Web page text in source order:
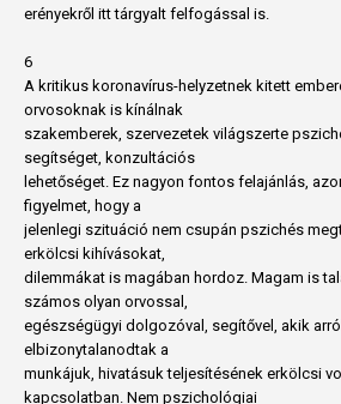
erényekről itt tárgyalt felfogással is.
6
A kritikus koronavírus-helyzetnek kitett
orvosoknak is kínálnak
szakemberek, szervezetek világszerte
segítséget, konzultációs
lehetőséget. Ez nagyon fontos felajánlás,
figyelmet, hogy a
jelenlegi szituáció nem csupán pszichés
erkölcsi kihívásokat,
dilemmákat is magában hordoz. Magam is
számos olyan orvossal,
egészségügyi dolgozóval, segítővel, akik
elbizonytalanodtak a
munkájuk, hivatásuk teljesítésének erkölcsi
kapcsolatban. Nem pszichológiai